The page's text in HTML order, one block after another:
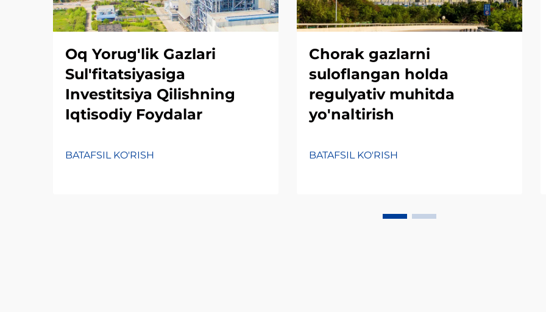
Oq Yorug'lik Gazlari
Sul'fitatsiyasiga
Investitsiya Qilishning
Iqtisodiy Foydalar
BATAFSIL KO'RISH
Chorak gazlarni
suloflangan holda
regulyativ muhitda
yo'naltirish
BATAFSIL KO'RISH